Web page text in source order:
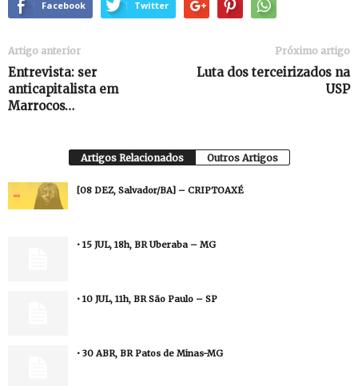
Facebook Twitter
Artigo anterior
Entrevista: ser
anticapitalista em
Marrocos…
Próximo artigo
Luta dos terceirizados na
USP
Artigos Relacionados Outros Artigos
[08 DEZ, Salvador/BA] – CRIPTOAXÉ
• 15 JUL, 18h, BR Uberaba – MG
• 10 JUL, 11h, BR São Paulo – SP
• 30 ABR, BR Patos de Minas-MG